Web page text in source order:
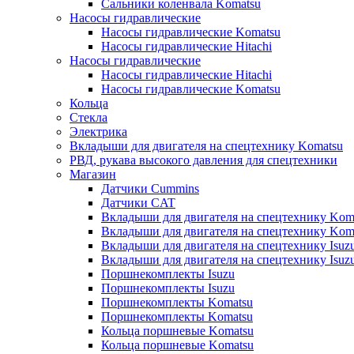
Сальники коленвала Komatsu
Насосы гидравлические
Насосы гидравлические Komatsu
Насосы гидравлические Hitachi
Насосы гидравлические
Насосы гидравлические Hitachi
Насосы гидравлические Komatsu
Кольца
Стекла
Электрика
Вкладыши для двигателя на спецтехнику Komatsu
РВД, рукава высокого давления для спецтехники
Магазин
Датчики Cummins
Датчики CAT
Вкладыши для двигателя на спецтехнику
Вкладыши для двигателя на спецтехнику
Вкладыши для двигателя на спецтехнику
Вкладыши для двигателя на спецтехнику
Поршнекомплекты Isuzu
Поршнекомплекты Isuzu
Поршнекомплекты Komatsu
Поршнекомплекты Komatsu
Кольца поршневые Komatsu
Кольца поршневые Komatsu